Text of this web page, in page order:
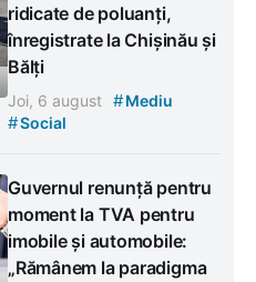
ridicate de poluanți,
înregistrate la Chișinău și
Bălți
Joi, 6 august #Mediu
#Social
Guvernul renunță pentru
moment la TVA pentru
imobile și automobile:
„Rămânem la paradigma